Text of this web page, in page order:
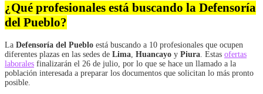
¿Qué profesionales está buscando la Defensoría
del Pueblo?
La Defensoría del Pueblo está buscando a 10 profesionales que ocupen
diferentes plazas en las sedes de Lima Huancayo y Piura . Estas ofertas
laborales finalizarán el 26 de julio, por lo que se hace un llamado a la
población interesada a preparar los documentos que solicitan lo más pronto
posible.